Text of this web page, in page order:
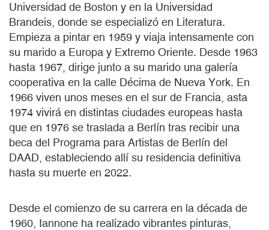
Universidad de Boston y en la Universidad
Brandeis, donde se especializó en Literatura.
Empieza a pintar en 1959 y viaja intensamente con
su marido a Europa y Extremo Oriente. Desde 1963
hasta 1967, dirige junto a su marido una galería
cooperativa en la calle Décima de Nueva York. En
1966 viven unos meses en el sur de Francia, asta
1974 vivirá en distintas ciudades europeas hasta
que en 1976 se traslada a Berlín tras recibir una
beca del Programa para Artistas de Berlín del
DAAD, estableciendo allí su residencia definitiva
hasta su muerte en 2022.
Desde el comienzo de su carrera en la década de
1960, Iannone ha realizado vibrantes pinturas,